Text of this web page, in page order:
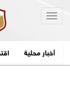
أخبار محلية